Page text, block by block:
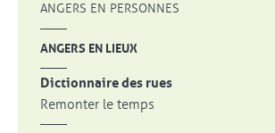
ANGERS EN PERSONNES
ANGERS EN LIEUX
Dictionnaire des rues
Remonter le temps